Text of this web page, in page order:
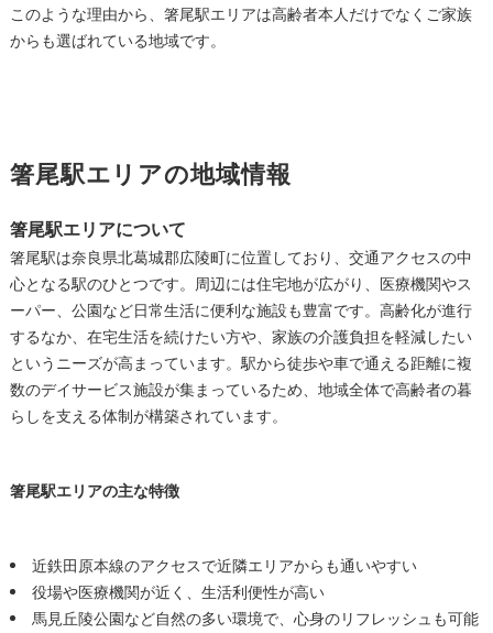
このような理由から、箸尾駅エリアは高齢者本人だけでなくご家族
からも選ばれている地域です。
箸尾駅エリアの地域情報
箸尾駅エリアについて
箸尾駅は奈良県北葛城郡広陵町に位置しており、交通アクセスの中
心となる駅のひとつです。周辺には住宅地が広がり、医療機関やス
ーパー、公園など日常生活に便利な施設も豊富です。高齢化が進行
するなか、在宅生活を続けたい方や、家族の介護負担を軽減したい
というニーズが高まっています。駅から徒歩や車で通える距離に複
数のデイサービス施設が集まっているため、地域全体で高齢者の暮
らしを支える体制が構築されています。
箸尾駅エリアの主な特徴
近鉄田原本線のアクセスで近隣エリアからも通いやすい
役場や医療機関が近く、生活利便性が高い
馬見丘陵公園など自然の多い環境で、心身のリフレッシュも可能